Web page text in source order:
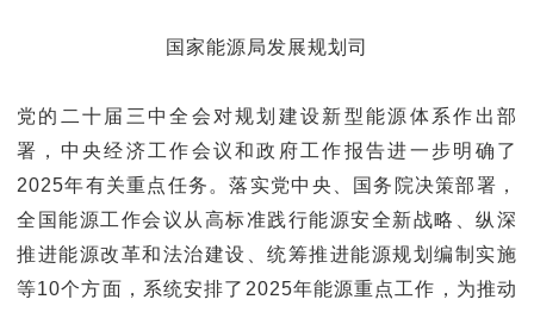
政
策
法
国家能源局发展规划司
党的二十届三中全会对规划建设新型能源体系作出部
署，中央经济工作会议和政府工作报告进一步明确了
2025年有关重点任务。落实党中央、国务院决策部署，
全国能源工作会议从高标准践行能源安全新战略、纵深
推进能源改革和法治建设、统筹推进能源规划编制实施
等10个方面，系统安排了2025年能源重点工作，为推动